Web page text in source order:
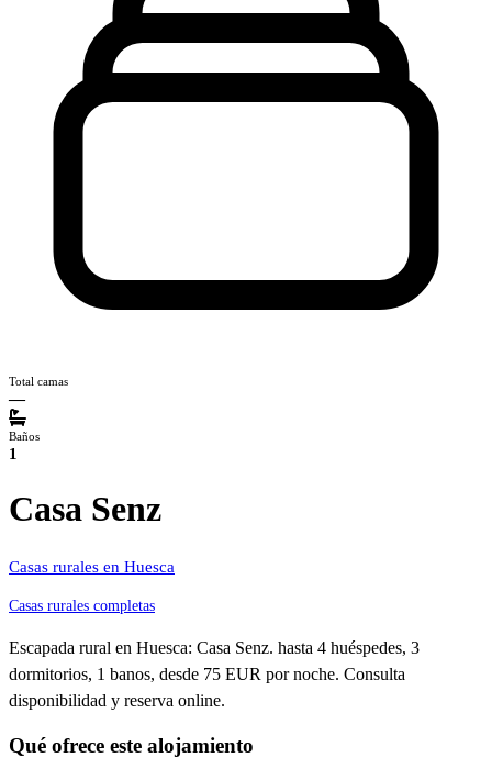
Total camas
—
Baños
1
Casa Senz
Casas rurales en Huesca
Casas rurales completas
Escapada rural en Huesca: Casa Senz. hasta 4 huéspedes, 3
dormitorios, 1 banos, desde 75 EUR por noche. Consulta
disponibilidad y reserva online.
Qué ofrece este alojamiento